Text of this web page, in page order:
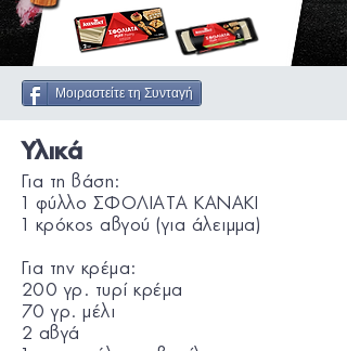
Μοιραστείτε τη Συνταγή
Υλικά
Για τη βάση:
1 φύλλο ΣΦΟΛΙΑΤΑ KANAKI
1 κρόκος αβγού (για άλειμμα)
Για την κρέμα:
200 γρ. τυρί κρέμα
70 γρ. μέλι
2 αβγά